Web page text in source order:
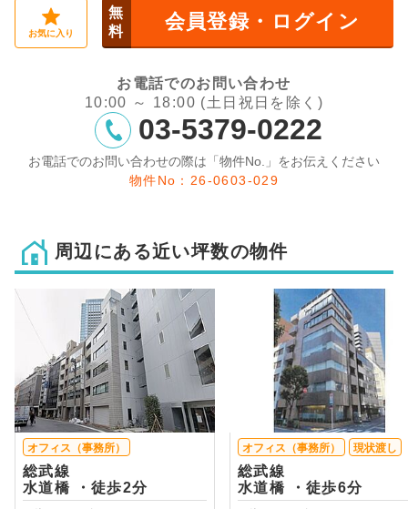
お気に入り
無
料
会員登録・ログイン
お電話でのお問い合わせ
10:00 ～ 18:00 (土日祝日を除く)
03-5379-0222
お電話でのお問い合わせの際は「物件No.」をお伝えください
物件No：26-0603-029
周辺にある近い坪数の物件
オフィス（事務所）
総武線
水道橋 ・徒歩2分
オフィス（事務所） 現状渡し
総武線
水道橋 ・徒歩6分